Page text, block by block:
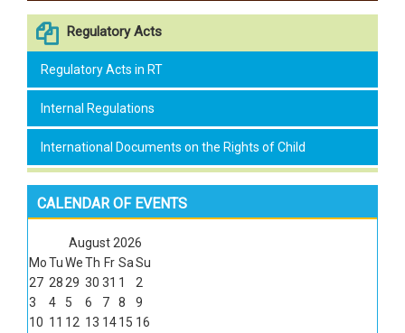
Regulatory Acts
Regulatory Acts in RT
Internal Regulations
International Documents on the Rights of Child
CALENDAR OF EVENTS
August2026
MoTuWeTh Fr SaSu
27 2829 30 31 1
2
3
4 5 6 7 8
9
10 11 12 13 1415 16